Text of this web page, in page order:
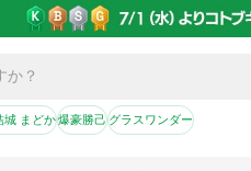
城 まどか爆豪勝己グラスワンダー